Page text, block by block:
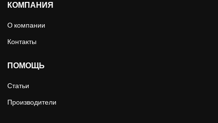
КОМПАНИЯ
О компании
Контакты
ПОМОЩЬ
Статьи
Производители